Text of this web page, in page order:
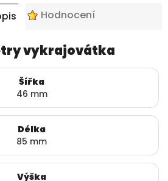
Hodnocení
vykrajovátka
Šířka
46 mm
Délka
85 mm
Výška